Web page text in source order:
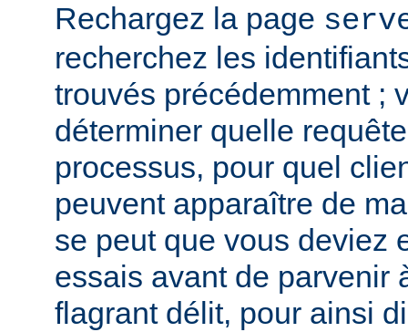
Rechargez la page
recherchez les
trouvés précédemment ;
déterminer quelle
processus, pour quel
peuvent apparaître de
se peut que vous deviez
essais avant de parvenir
flagrant délit, pour ainsi